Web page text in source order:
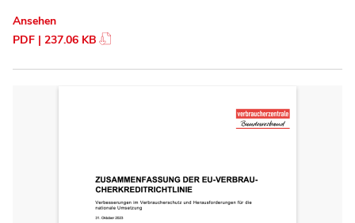
Ansehen
PDF | 237.06 KB